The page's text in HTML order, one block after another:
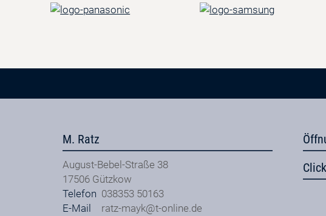
M. Ratz
August-Bebel-Straße 38
17506 Gützkow
Telefon 038353 50163
E-Mail
ratz-mayk@t-online.de